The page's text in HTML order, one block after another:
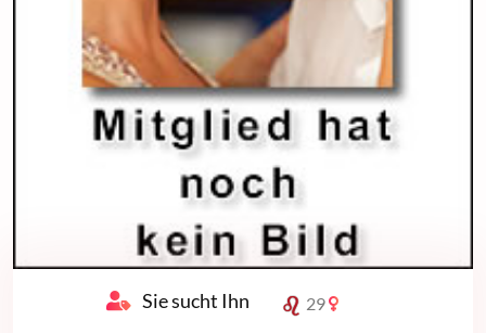
Sie sucht Ihn 29